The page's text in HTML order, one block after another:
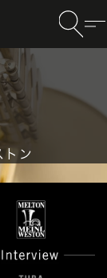
トン